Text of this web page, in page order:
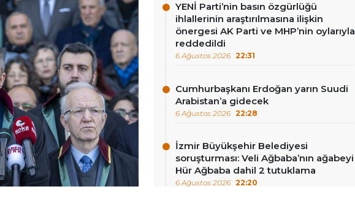
YENİ Parti’nin basın özgürlüğü
ihlallerinin araştırılmasına ilişkin
önergesi AK Parti ve MHP’nin oylarıyla
reddedildi
6 Ağustos 2026 22:31
Cumhurbaşkanı Erdoğan yarın Suudi
Arabistan’a gidecek
6 Ağustos 2026 22:28
İzmir Büyükşehir Belediyesi
soruşturması: Veli Ağbaba’nın ağabeyi
Hür Ağbaba dahil 2 tutuklama
6 Ağustos 2026 22:20